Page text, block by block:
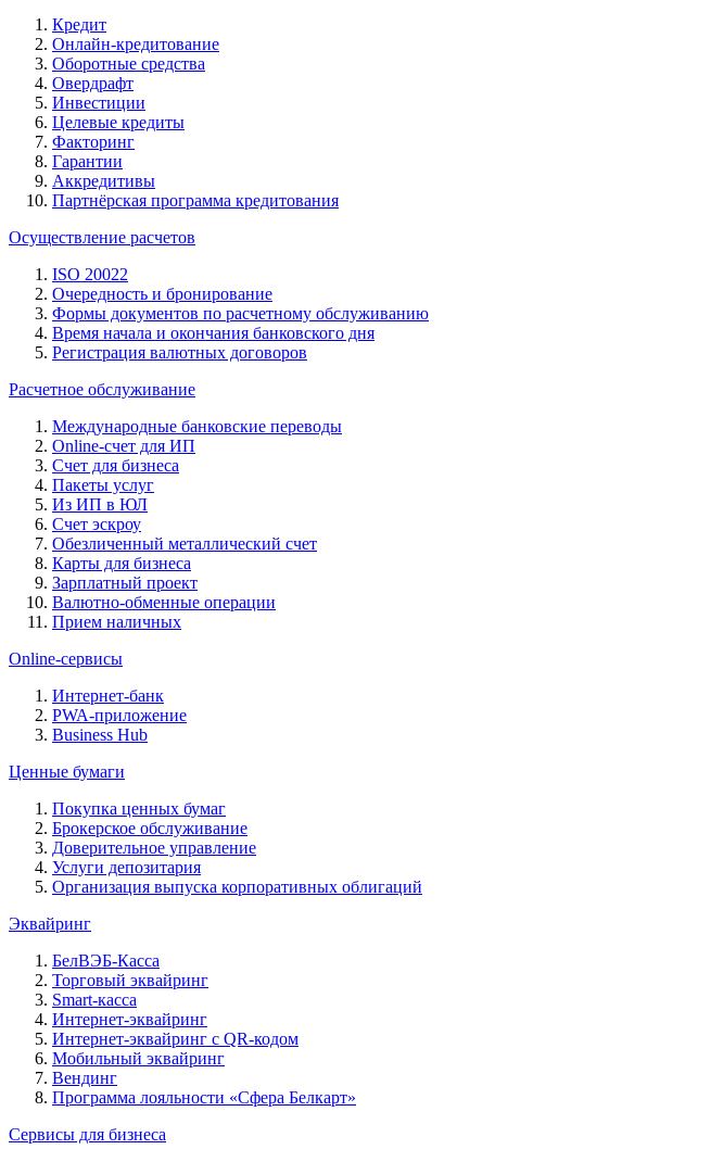
Кредит
Онлайн-кредитование
Оборотные средства
Овердрафт
Инвестиции
Целевые кредиты
Факторинг
Гарантии
Аккредитивы
Партнёрская программа кредитования
Осуществление расчетов
ISO 20022
Очередность и бронирование
Формы документов по расчетному обслуживанию
Время начала и окончания банковского дня
Регистрация валютных договоров
Расчетное обслуживание
Международные банковские переводы
Online-счет для ИП
Счет для бизнеса
Пакеты услуг
Из ИП в ЮЛ
Счет эскроу
Обезличенный металлический счет
Карты для бизнеса
Зарплатный проект
Валютно-обменные операции
Прием наличных
Online-сервисы
Интернет-банк
PWA-приложение
Business Hub
Ценные бумаги
Покупка ценных бумаг
Брокерское обслуживание
Доверительное управление
Услуги депозитария
Организация выпуска корпоративных облигаций
Эквайринг
БелВЭБ-Касса
Торговый эквайринг
Smart-касса
Интернет-эквайринг
Интернет-эквайринг с QR-кодом
Мобильный эквайринг
Вендинг
Программа лояльности «Сфера Белкарт»
Сервисы для бизнеса